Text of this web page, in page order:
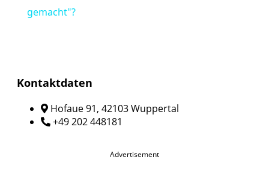
gemacht"?
Kontaktdaten
Hofaue 91, 42103 Wuppertal
+49 202 448181
Advertisement